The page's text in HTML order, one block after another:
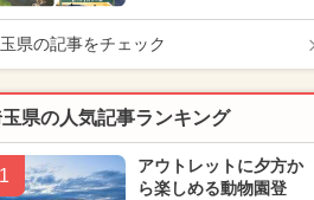
県の記事をチェック
県の人気記事ランキング
1
アウトレットに夕方か
ら楽しめる動物園登